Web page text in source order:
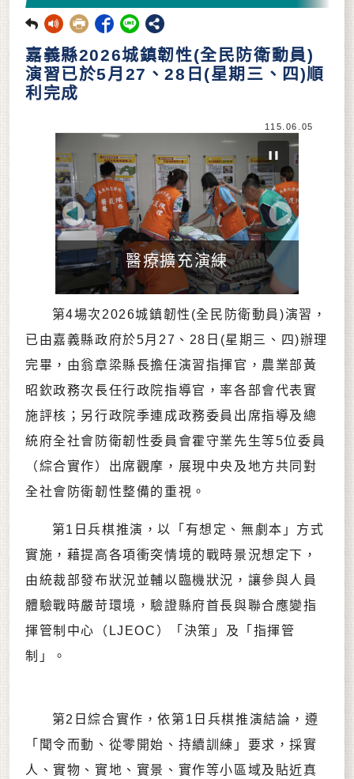
回前頁
嘉義縣2026城鎮韌性(全民防衛動員)
演習已於5月27、28日(星期三、四)順
利完成
115.06.05
醫療擴充演練
Previous Next
第4場次2026城鎮韌性(全民防衛動員)演習，
已由嘉義縣政府於5月27、28日(星期三、四)辦理
完畢，由翁章梁縣長擔任演習指揮官，農業部黃
昭欽政務次長任行政院指導官，率各部會代表實
施評核；另行政院季連成政務委員出席指導及總
統府全社會防衛韌性委員會霍守業先生等5位委員
（綜合實作）出席觀摩，展現中央及地方共同對
全社會防衛韌性整備的重視。
第1日兵棋推演，以「有想定、無劇本」方式
實施，藉提高各項衝突情境的戰時景況想定下，
由統裁部發布狀況並輔以臨機狀況，讓參與人員
體驗戰時嚴苛環境，驗證縣府首長與聯合應變指
揮管制中心（LJEOC）「決策」及「指揮管
制」。
第2日綜合實作，依第1日兵棋推演結論，遵
「聞令而動、從零開始、持續訓練」要求，採實
人、實物、實地、實景、實作等小區域及貼近真